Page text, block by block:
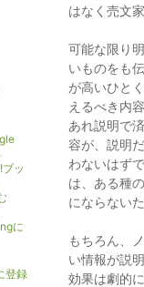
はなく売文
可能な限り
いものをも
が高いひと
えるべき内
あれ説明で
容が、説明
わないはず
は、ある種
にならない
もちろん、
い情報が説
効果は劇的